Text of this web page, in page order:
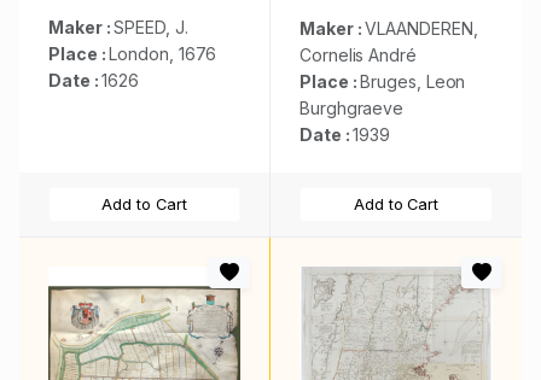
Maker :SPEED, J.
Place :London, 1676
Date :1626
Add to Cart
Maker :VLAANDEREN,
Cornelis André
Place :Bruges, Leon
Burghgraeve
Date :1939
Add to Cart